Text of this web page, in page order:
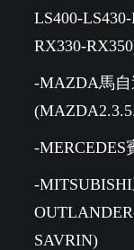
LS400-
RX330-
-MAZDA馬自
-MERCEDES
-
SAVRIN)